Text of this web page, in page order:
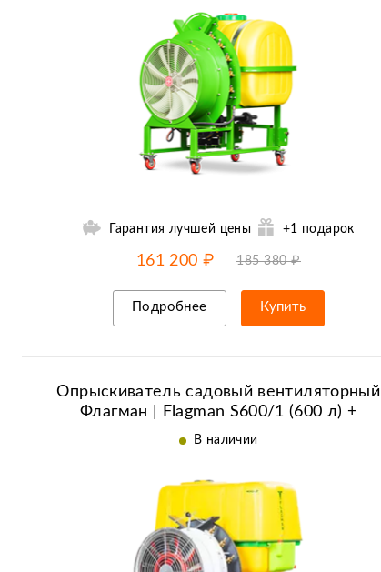
Гарантия лучшей цены +1 подарок
-15% от цены до07.08
161 200 ₽ 185 380 ₽
Подробнее Купить
Опрыскиватель садовый вентиляторный
Флагман | Flagman S600/1 (600 л) +
(кардан 85см/6х6/со сваркой)
В наличии